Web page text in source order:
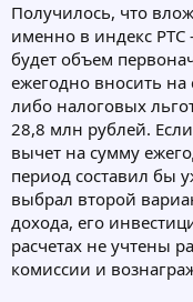
Получилось, что
именно в индекс
будет объем
ежегодно вносить на
либо налоговых
28,8 млн рублей.
вычет на сумму
период составил бы
выбрал второй
дохода, его
расчетах не учтены
комиссии и